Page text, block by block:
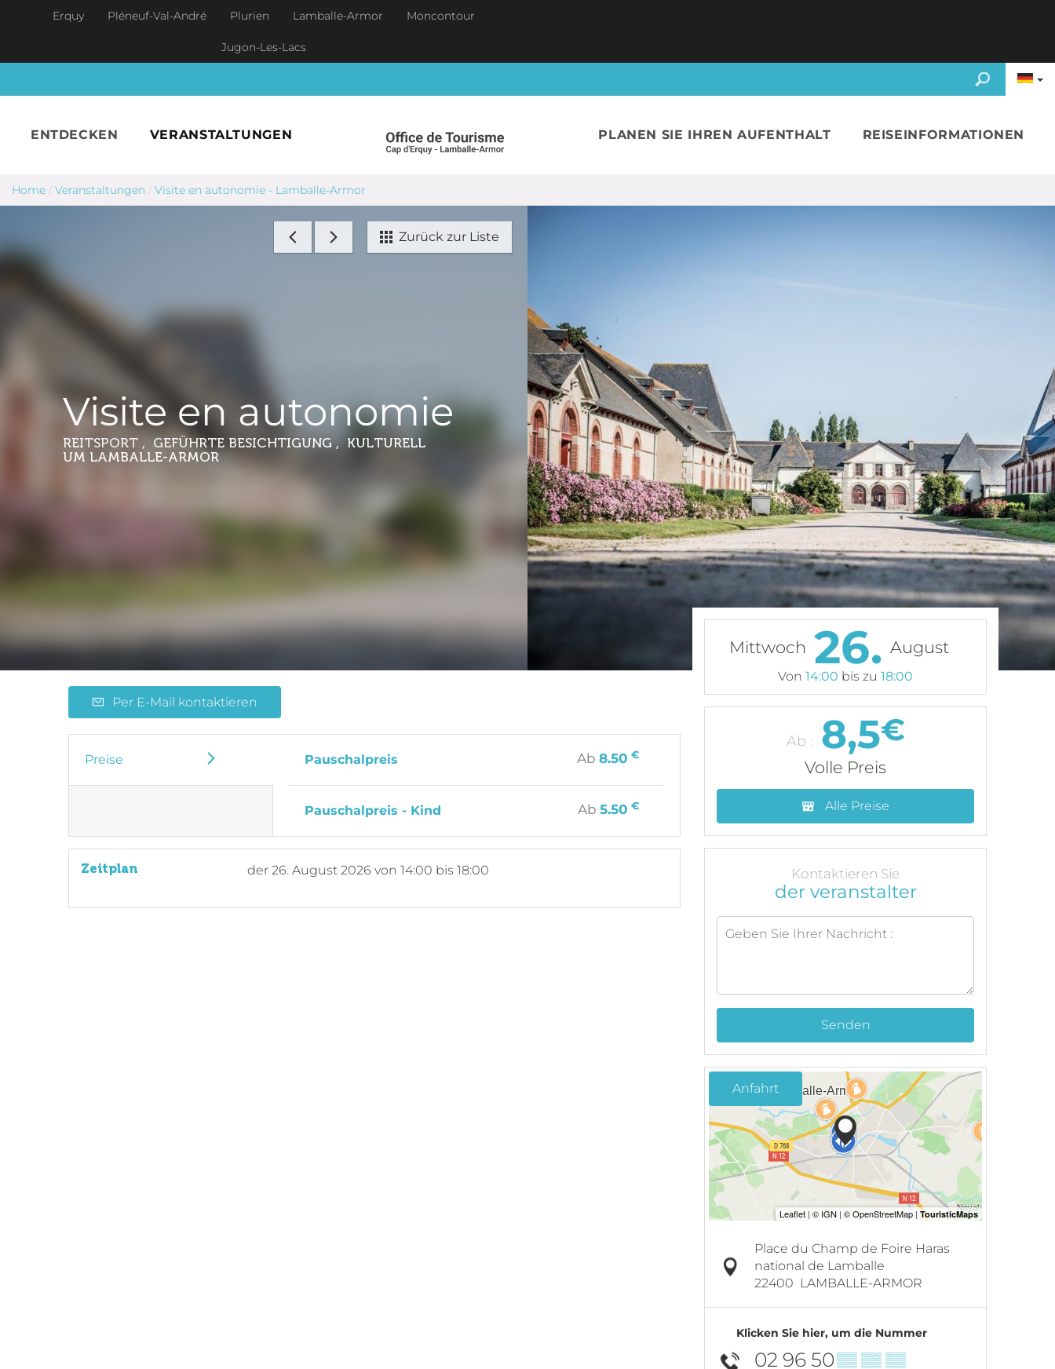
Skip to main content
Erquy Pléneuf-Val-André Plurien Lamballe-Armor Moncontour
Jugon-Les-Lacs
ENTDECKEN VERANSTALTUNGEN PLANEN SIE IHREN AUFENTHALT REISEINFORMATIONEN
Home / Veranstaltungen / Visite en autonomie - Lamballe-Armor
Zurück zur Liste
Visite en autonomie
REITSPORT , GEFÜHRTE BESICHTIGUNG , KULTURELL
UM LAMBALLE-ARMOR
Per E-Mail kontaktieren
Preise Pauschalpreis Ab8.50 €
Pauschalpreis - Kind Ab5.50 €
Zeitplan der 26. August 2026 von 14:00 bis 18:00
Mittwoch 26. August
Von 14:00 bis zu 18:00
Ab : 8,5€
Volle Preis
Alle Preise
Kontaktieren Sie
der veranstalter
Senden
Anfahrt
Place du Champ de Foire Haras
national de Lamballe
22400 LAMBALLE-ARMOR
Klicken Sie hier, um die Nummer
02 96 50▒▒ ▒▒ ▒▒